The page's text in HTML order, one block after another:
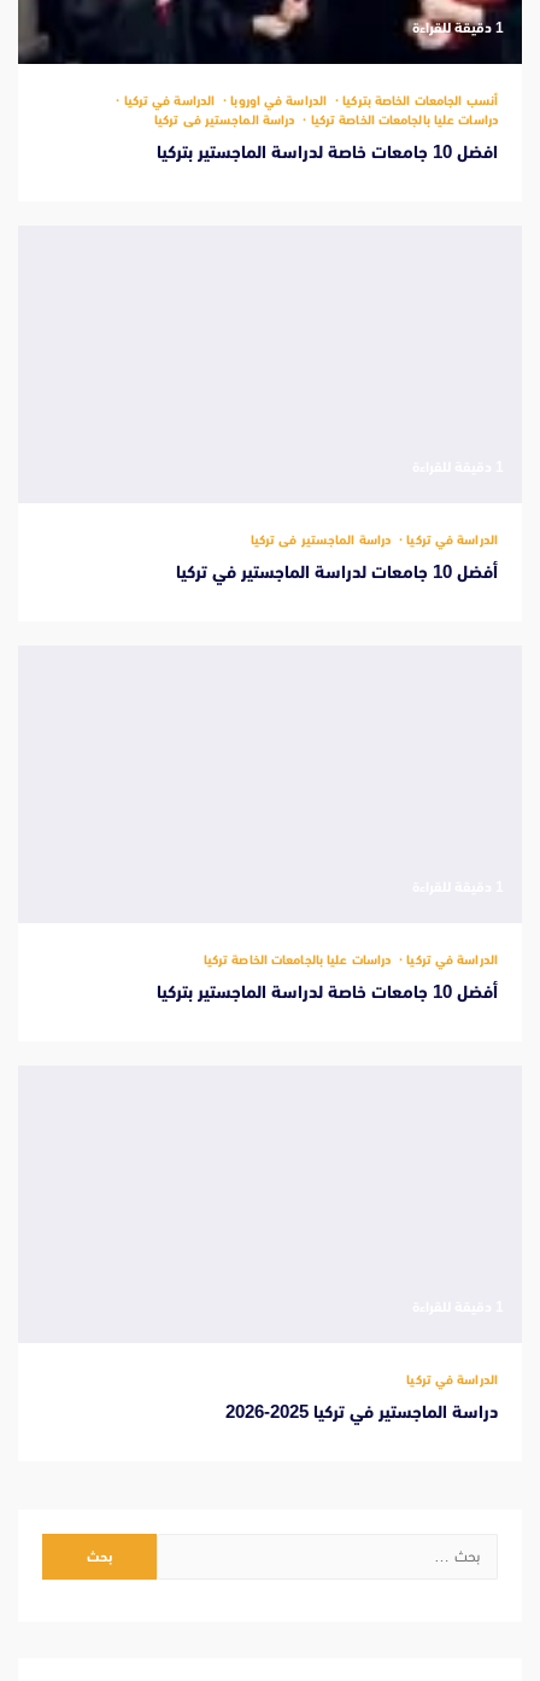
‫1 دقيقة للقراءة
أنسب الجامعات الخاصة بتركيا الدراسة في اوروبا
الدراسة في تركيا
دراسات عليا بالجامعات الخاصة تركيا
دراسة الماجستير فى تركيا
افضل 10 جامعات خاصة لدراسة الماجستير بتركيا
الدراسة في تركيا دراسة الماجستير فى تركيا
أفضل 10 جامعات لدراسة الماجستير في تركيا
الدراسة في تركيا دراسات عليا بالجامعات الخاصة تركيا
أفضل 10 جامعات خاصة لدراسة الماجستير بتركيا
الدراسة في تركيا
دراسة الماجستير في تركيا 2025-2026
البحث